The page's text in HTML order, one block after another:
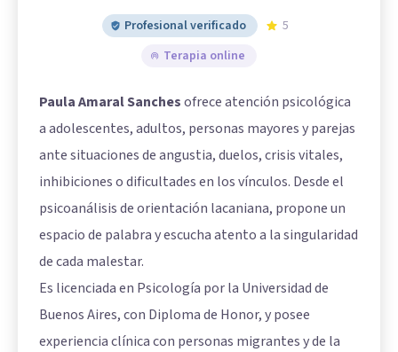
Profesional verificado
5
Terapia online
Paula Amaral Sanchesofrece atención psicológica
a adolescentes, adultos, personas mayores y parejas
ante situaciones de angustia, duelos, crisis vitales,
inhibiciones o dificultades en los vínculos. Desde el
psicoanálisis de orientación lacaniana, propone un
espacio de palabra y escucha atento a la singularidad
de cada malestar.
Es licenciada en Psicología por la Universidad de
Buenos Aires, con Diploma de Honor, y posee
experiencia clínica con personas migrantes y de la